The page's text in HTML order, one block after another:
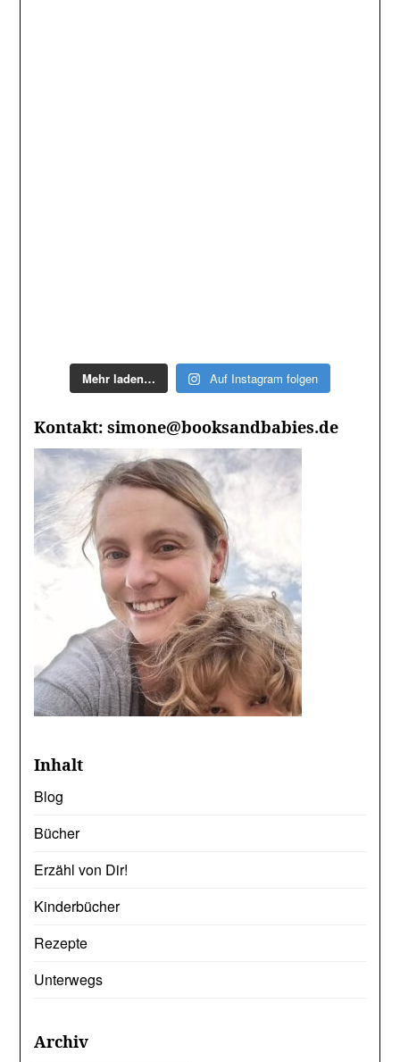
Mehr laden… Auf Instagram folgen
Kontakt: simone@booksandbabies.de
Inhalt
Blog
Bücher
Erzähl von Dir!
Kinderbücher
Rezepte
Unterwegs
Archiv